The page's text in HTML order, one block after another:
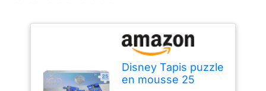
Disney Tapis puzzle
en mousse 25